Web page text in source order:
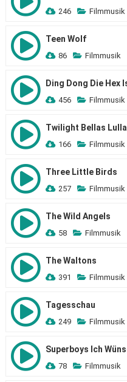
246 Filmmusik
Teen Wolf
86 Filmmusik
Ding Dong Die Hex
456 Filmmusik
Twilight Bellas
166 Filmmusik
Three Little Birds
257 Filmmusik
The Wild Angels
58 Filmmusik
The Waltons
391 Filmmusik
Tagesschau
249 Filmmusik
Superboys Ich
78 Filmmusik